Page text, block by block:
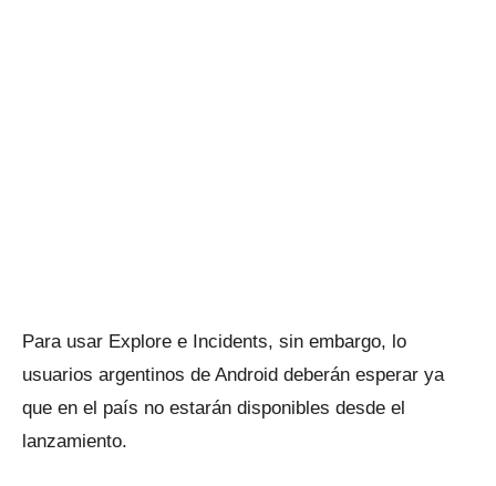
Para usar Explore e Incidents, sin embargo, lo
usuarios argentinos de Android deberán esperar ya
que en el país no estarán disponibles desde el
lanzamiento.